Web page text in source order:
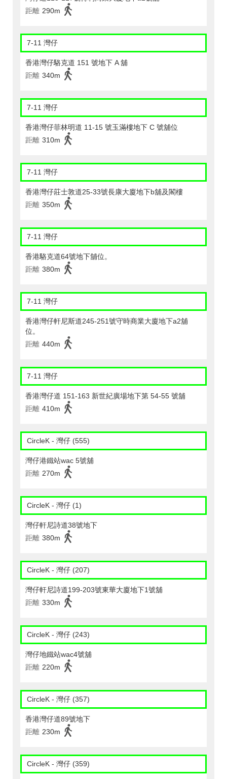
距離 290m
7-11 灣仔
香港灣仔駱克道 151 號地下 A 舖
距離 340m
7-11 灣仔
香港灣仔菲林明道 11-15 號玉滿樓地下 C 號舖位
距離 310m
7-11 灣仔
香港灣仔莊士敦道25-33號長康大廈地下b舖及閣樓
距離 350m
7-11 灣仔
香港駱克道64號地下舖位。
距離 380m
7-11 灣仔
香港灣仔軒尼斯道245-251號守時商業大廈地下a2舖
位。
距離 440m
7-11 灣仔
香港灣仔道 151-163 新世紀廣場地下第 54-55 號舖
距離 410m
CircleK - 灣仔 (555)
灣仔港鐵站wac 5號舖
距離 270m
CircleK - 灣仔 (1)
灣仔軒尼詩道38號地下
距離 380m
CircleK - 灣仔 (207)
灣仔軒尼詩道199-203號東華大廈地下1號舖
距離 330m
CircleK - 灣仔 (243)
灣仔地鐵站wac4號舖
距離 220m
CircleK - 灣仔 (357)
香港灣仔道89號地下
距離 230m
CircleK - 灣仔 (359)